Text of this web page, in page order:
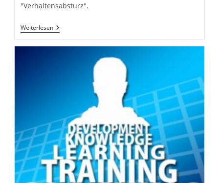
"Verhaltensabsturz".
WeiterlesenDas
Kollektive